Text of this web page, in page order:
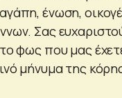
ένωση,
Σας
φως που μας
μήνυμα της